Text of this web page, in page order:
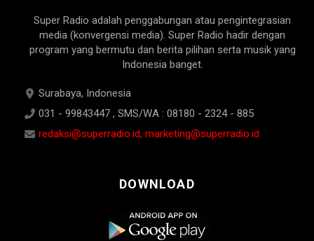
Super Radio adalah penggabungan atau pengintegrasian
media (konvergensi media). Super Radio hadir dengan
program yang bermutu dan berita pilihan serta musik yang
Indonesia banget.
Surabaya, Indonesia
031 - 99843447 , SMS/WA : 08180 - 2324 - 885
redaksi@superradio.id, marketing@superradio.id
DOWNLOAD